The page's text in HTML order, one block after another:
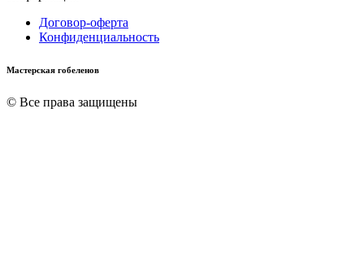
Договор-оферта
Конфиденциальность
Мастерская гобеленов
© Все права защищены